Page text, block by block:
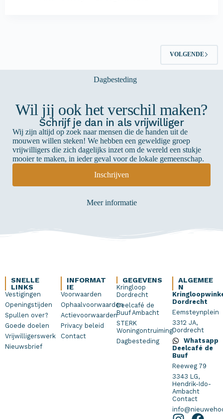
VOLGENDE
Wil jij ook het verschil maken?
Schrijf je dan in als vrijwilliger
Wij zijn altijd op zoek naar mensen die de handen uit de
mouwen willen steken! We hebben een geweldige groep
vrijwilligers die zich dagelijks inzet om de wereld een stukje
mooier te maken, in ieder geval voor de lokale gemeenschap.
Inschrijven
Meer informatie
SNELLE
LINKS
Vestigingen
Openingstijden
Spullen over?
Goede doelen
Vrijwilligerswerk
Nieuwsbrief
INFORMAT
IE
Voorwaarden
Ophaalvoorwaarden
Actievoorwaarden
Privacy beleid
Contact
GEGEVENS
Kringloop
Dordrecht
Deelcafé de
Buuf Ambacht
STERK
Woningontruiming
Dagbesteding
ALGEMEE
N
Dordrecht
Eemsteynplein
3312 JA,
Dordrecht
Whatsapp
Deelcafé de
Buuf
Reeweg 79
3343 LG,
Hendrik-Ido-
Ambacht
Contact